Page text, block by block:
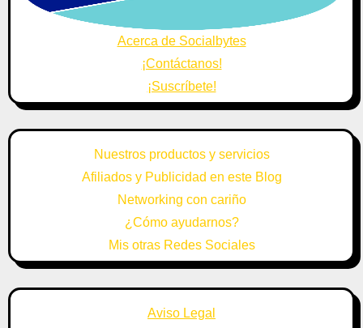
Acerca de Socialbytes
¡Contáctanos!
¡Suscríbete!
Nuestros productos y servicios
Afiliados y Publicidad en este Blog
Networking con cariño
¿Cómo ayudarnos?
Mis otras Redes Sociales
Aviso Legal